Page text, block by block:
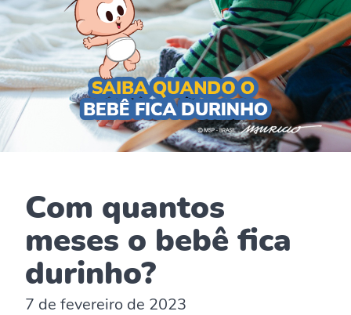
Com quantos
meses o bebê fica
durinho?
7 de fevereiro de 2023